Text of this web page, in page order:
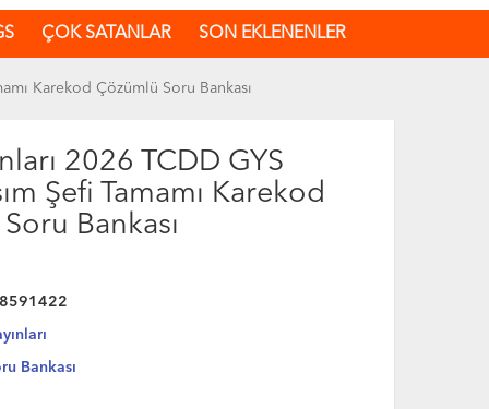
ÇOK SATANLAR SON EKLENENLER
Karekod Çözümlü Soru Bankası
2026 TCDD GYS
Şefi Tamamı Karekod
Bankası
Bankası